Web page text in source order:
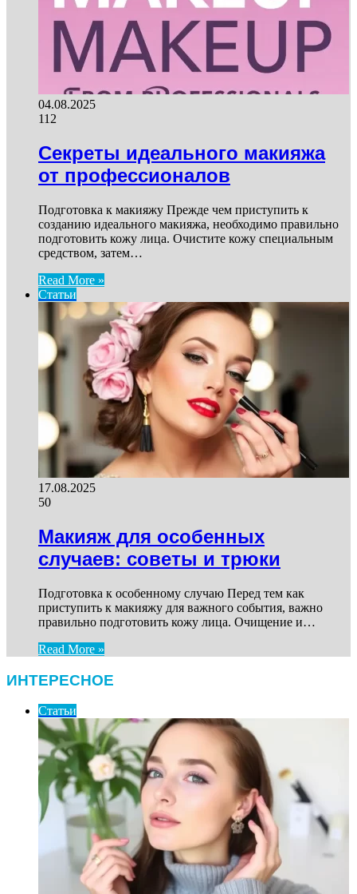
04.08.2025
112
Секреты идеального макияжа
от профессионалов
Подготовка к макияжу Прежде чем приступить к
созданию идеального макияжа, необходимо правильно
подготовить кожу лица. Очистите кожу специальным
средством, затем…
Read More »
Статьи
17.08.2025
50
Макияж для особенных
случаев: советы и трюки
Подготовка к особенному случаю Перед тем как
приступить к макияжу для важного события, важно
правильно подготовить кожу лица. Очищение и…
Read More »
ИНТЕРЕСНОЕ
Статьи